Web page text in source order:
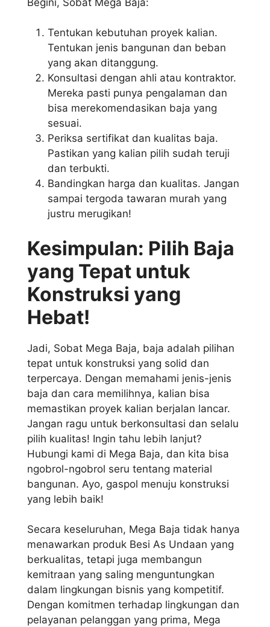
Tentukan kebutuhan proyek kalian.
Tentukan jenis bangunan dan beban
yang akan ditanggung.
Konsultasi dengan ahli atau kontraktor.
Mereka pasti punya pengalaman dan
bisa merekomendasikan baja yang
sesuai.
Periksa sertifikat dan kualitas baja.
Pastikan yang kalian pilih sudah teruji
dan terbukti.
Bandingkan harga dan kualitas. Jangan
sampai tergoda tawaran murah yang
justru merugikan!
Kesimpulan: Pilih Baja
yang Tepat untuk
Konstruksi yang
Hebat!
Jadi, Sobat Mega Baja, baja adalah pilihan
tepat untuk konstruksi yang solid dan
terpercaya. Dengan memahami jenis-jenis
baja dan cara memilihnya, kalian bisa
memastikan proyek kalian berjalan lancar.
Jangan ragu untuk berkonsultasi dan selalu
pilih kualitas! Ingin tahu lebih lanjut?
Hubungi kami di Mega Baja, dan kita bisa
ngobrol-ngobrol seru tentang material
bangunan. Ayo, gaspol menuju konstruksi
yang lebih baik!
Secara keseluruhan, Mega Baja tidak hanya
menawarkan produk Besi As Undaan yang
berkualitas, tetapi juga membangun
kemitraan yang saling menguntungkan
dalam lingkungan bisnis yang kompetitif.
Dengan komitmen terhadap lingkungan dan
pelayanan pelanggan yang prima, Mega